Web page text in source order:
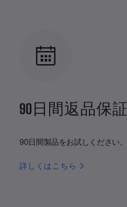
90日間返品保証
90日間製品をお試しください。
詳しくはこちら